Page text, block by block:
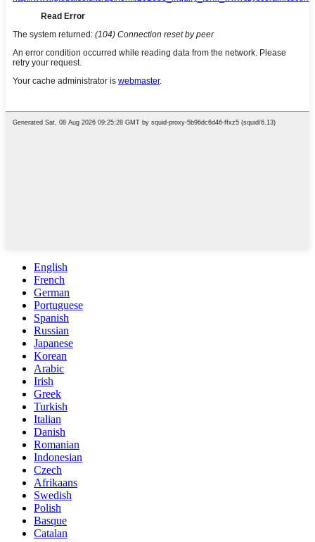
English
French
German
Portuguese
Spanish
Russian
Japanese
Korean
Arabic
Irish
Greek
Turkish
Italian
Danish
Romanian
Indonesian
Czech
Afrikaans
Swedish
Polish
Basque
Catalan